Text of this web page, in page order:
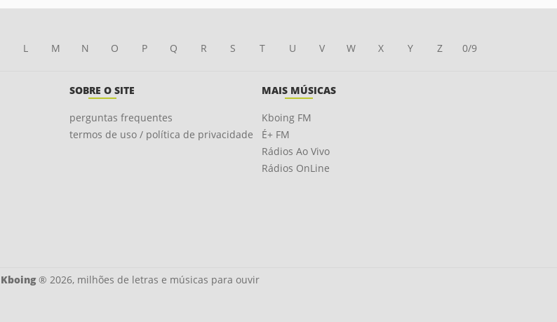
L M N O P Q R S T U V W X Y Z 0/9
SOBRE O SITE
perguntas frequentes
termos de uso / política de privacidade
MAIS MÚSICAS
Kboing FM
É+ FM
Rádios Ao Vivo
Rádios OnLine
Kboing® 2026, milhões de letras e músicas para ouvir